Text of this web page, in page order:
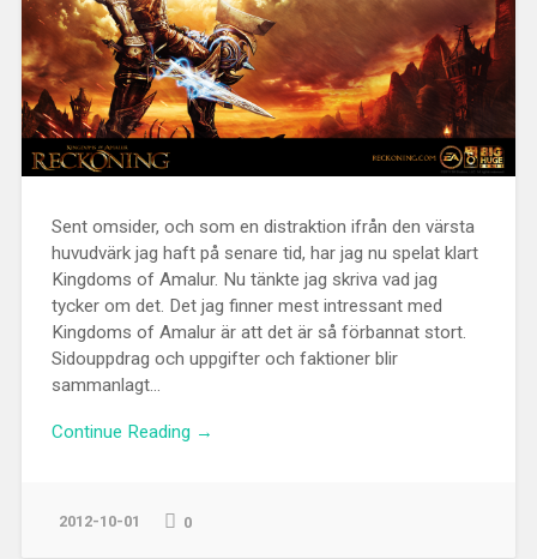
Sent omsider, och som en distraktion ifrån den värsta
huvudvärk jag haft på senare tid, har jag nu spelat klart
Kingdoms of Amalur. Nu tänkte jag skriva vad jag
tycker om det. Det jag finner mest intressant med
Kingdoms of Amalur är att det är så förbannat stort.
Sidouppdrag och uppgifter och faktioner blir
sammanlagt...
Continue Reading →
2012-10-01 0